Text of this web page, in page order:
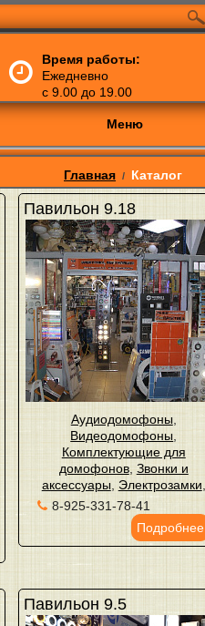
Время работы:
Ежедневно
с 9.00 до 19.00
Меню
Главная / Каталог
Павильон 9.18
Аудиодомофоны,
Видеодомофоны
Комплектующие для
домофонов, Звонки и
аксессуары, Электрозамки
8-925-331-78-41
Подробнее
Павильон 9.5